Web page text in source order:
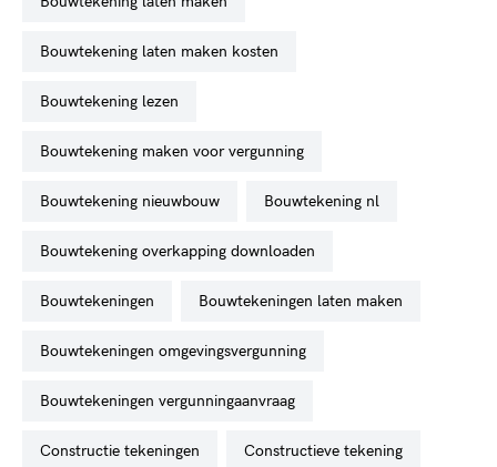
bouwtekening laten maken kosten
bouwtekening lezen
bouwtekening maken voor vergunning
bouwtekening nieuwbouw bouwtekening nl
bouwtekening overkapping downloaden
bouwtekeningen bouwtekeningen laten maken
bouwtekeningen omgevingsvergunning
bouwtekeningen vergunningaanvraag
constructie tekeningen constructieve tekening